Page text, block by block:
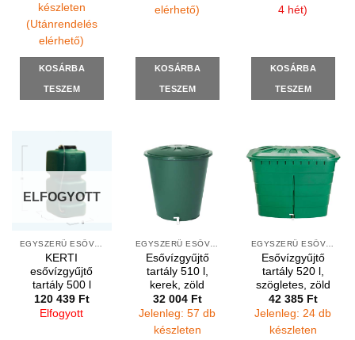
készleten
(Utánrendelés
elérhető)
KOSÁRBA
TESZEM
elérhető)
KOSÁRBA
TESZEM
4 hét)
KOSÁRBA
TESZEM
ELFOGYOTT
KERTI
esővízgyűjtő
tartály 500 l
120 439 Ft
Elfogyott
Esővízgyűjtő
tartály 510 l,
kerek, zöld
32 004 Ft
Jelenleg: 57 db
készleten
Esővízgyűjtő
tartály 520 l,
szögletes, zöld
42 385 Ft
Jelenleg: 24 db
készleten